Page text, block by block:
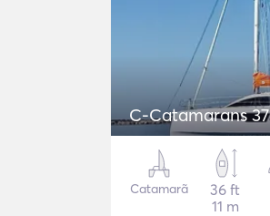
C-Catamarans 37
Catamarã
36 ft
11 m